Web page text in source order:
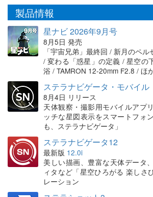
製品情報
星ナビ 2026年9月号
8月5日 発売
「宇宙兄弟」最終回 / 新月のペ
/ 変わる「惑星」の定義 / 星空の
浴 / TAMRON 12-20mm F2.8 / ほ
ステラナビゲータ・モバイル
8月4日 リリース
天体観察・撮影用モバイルアプ
ッチな星図表示をスマートフォ
も、ステラナビゲータ」
ステラナビゲータ12
最新版 12.0i
美しい描画、豊富な天体データ
ィタなど「星空ひろがる 楽しさ
レーション